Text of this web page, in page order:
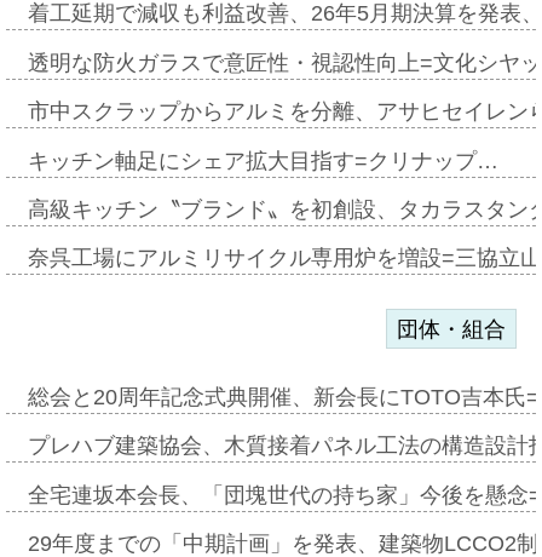
着工延期で減収も利益改善、26年5月期決算を発表
透明な防火ガラスで意匠性・視認性向上=文化シヤ
市中スクラップからアルミを分離、アサヒセイレ
キッチン軸足にシェア拡大目指す=クリナップ…
高級キッチン〝ブランド〟を初創設、タカラスタ
奈呉工場にアルミリサイクル専用炉を増設=三協立
団体・組合
総会と20周年記念式典開催、新会長にTOTO吉本氏
プレハブ建築協会、木質接着パネル工法の構造設
全宅連坂本会長、「団塊世代の持ち家」今後を懸
29年度までの「中期計画」を発表、建築物LCCO2